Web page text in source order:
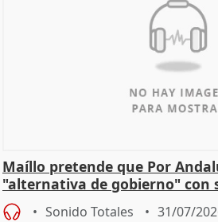
Maíllo pretende que Por
"alternativa de gobierno" con
oposición
Sonido Totales 31/07/